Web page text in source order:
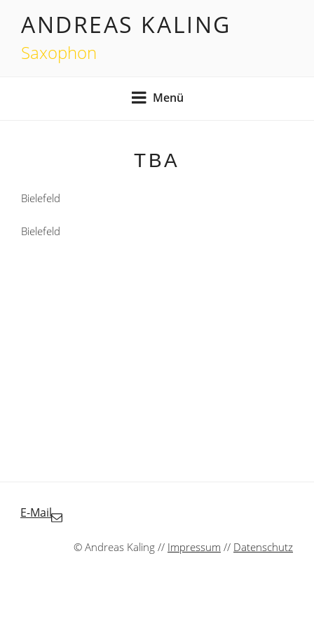
InhaltANDREAS KALING
Saxophon
Menü
TBA
Bielefeld
Bielefeld
E-Mail
© Andreas Kaling // Impressum // Datenschutz